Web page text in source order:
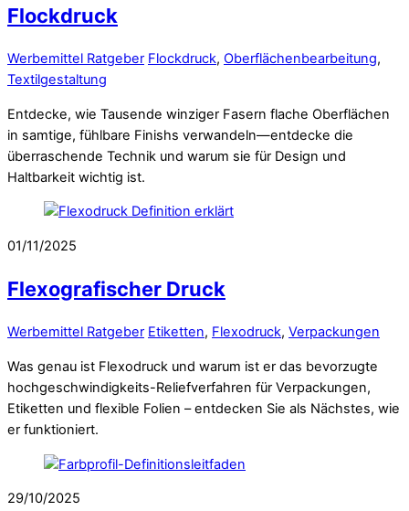
Flockdruck
Werbemittel Ratgeber Flockdruck, Oberflächenbearbeitung,
Textilgestaltung
Entdecke, wie Tausende winziger Fasern flache Oberflächen
in samtige, fühlbare Finishs verwandeln—entdecke die
überraschende Technik und warum sie für Design und
Haltbarkeit wichtig ist.
01/11/2025
Flexografischer Druck
Werbemittel Ratgeber Etiketten, Flexodruck, Verpackungen
Was genau ist Flexodruck und warum ist er das bevorzugte
hochgeschwindigkeits-Reliefverfahren für Verpackungen,
Etiketten und flexible Folien – entdecken Sie als Nächstes, wie
er funktioniert.
29/10/2025